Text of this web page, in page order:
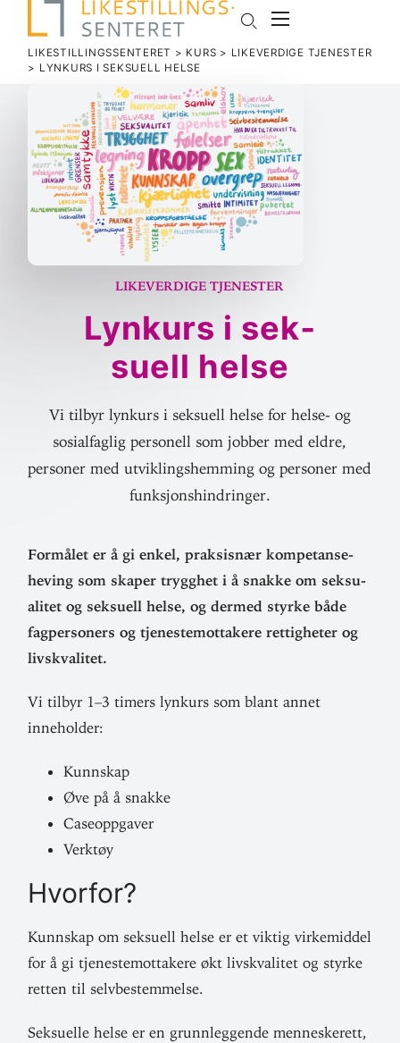
LIKESTILLINGSSENTERET > KURS > LIKEVERDIGE TJENESTER
> LYNKURS I SEK­SUELL HELSE
Likeverdige tjenester
Lynkurs i sek­
suell helse
Vi tilbyr lynkurs i seksuell helse for helse- og
sosialfaglig personell som jobber med eldre,
personer med utviklingshemming og personer med
funksjonshindringer.
For­målet er å gi enkel, prak­sisnær kom­pe­tanse­
heving som skaper trygghet i å snakke om sek­su­
alitet og sek­suell helse, og dermed styrke både
fag­per­soners og tje­neste­mot­takere ret­tig­heter og
livskvalitet.
Vi tilbyr 1–3 timers lynkurs som blant annet
inneholder:
Kunnskap
Øve på å snakke
Case­opp­gaver
Verktøy
Hvorfor?
Kunnskap om sek­suell helse er et viktig virke­middel
for å gi tje­neste­mot­takere økt livs­kva­litet og styrke
retten til selvbestemmelse.
Sek­suelle helse er en grunn­leg­gende men­neskerett,